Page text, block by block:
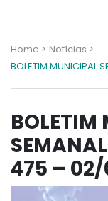
Home > Notícias >
BOLETIM MUNICIPAL
BOLETIM
475 –